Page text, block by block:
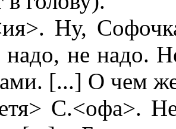
Ну,
не надо.
[...] О чем
С.<офа>.